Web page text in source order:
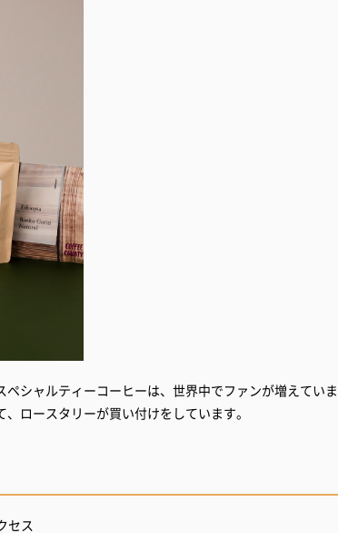
シャルティーコーヒーは、世界中でファンが増えていま
ロースタリーが買い付けをしています。
セス